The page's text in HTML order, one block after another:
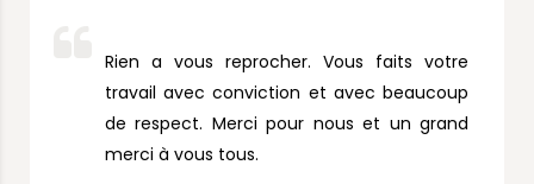
Rien a vous reprocher. Vous faits votre
travail avec conviction et avec beaucoup
de respect. Merci pour nous et un grand
merci à vous tous.